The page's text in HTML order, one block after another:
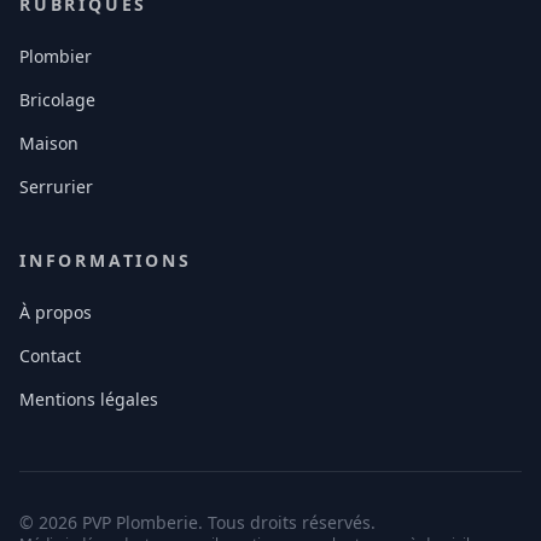
RUBRIQUES
Plombier
Bricolage
Maison
Serrurier
INFORMATIONS
À propos
Contact
Mentions légales
© 2026 PVP Plomberie. Tous droits réservés.